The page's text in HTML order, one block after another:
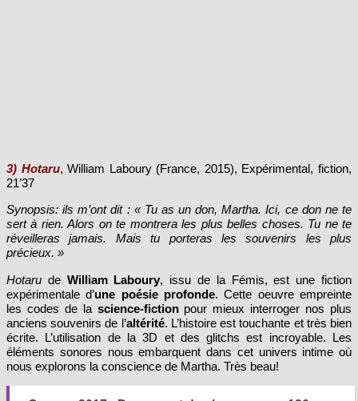
3) Hotaru, William Laboury (France, 2015), Expérimental, fiction,
21’37
Synopsis: ils m’ont dit : « Tu as un don, Martha. Ici, ce don ne te
sert à rien. Alors on te montrera les plus belles choses. Tu ne te
réveilleras jamais. Mais tu porteras les souvenirs les plus
précieux. »
Hotaru de William Laboury, issu de la Fémis, est une fiction
expérimentale d’ une poésie profonde. Cette oeuvre empreinte
les codes de la science-fictionpour mieux interroger nos plus
anciens souvenirs de l’altérité. L’histoire est touchante et très bien
écrite. L’utilisation de la 3D et des glitchs est incroyable. Les
éléments sonores nous embarquent dans cet univers intime où
nous explorons la conscience de Martha. Très beau!